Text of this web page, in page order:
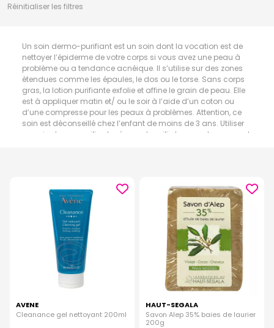
Réinitialiser les filtres
Un soin dermo-purifiant est un soin dont la vocation est de
nettoyer l’épiderme de votre corps si vous avez une peau à
problème ou a tendance acnéique. Il s’utilise sur des zones
étendues comme les épaules, le dos ou le torse. Sans corps
gras, la lotion purifiante exfolie et affine le grain de peau. Elle
est à appliquer matin et/ ou le soir à l’aide d’un coton ou
d’une compresse pour les peaux à problèmes. Attention, ce
soin est déconseillé chez l’enfant de moins de 3 ans. Utiliser
un soin dermo purifiant prépare et purifie la peau. La peau est
AVENE
Cleanance gel nettoyant 200ml
HAUT-SEGALA
Savon Alep 35% baies de laurier
200g